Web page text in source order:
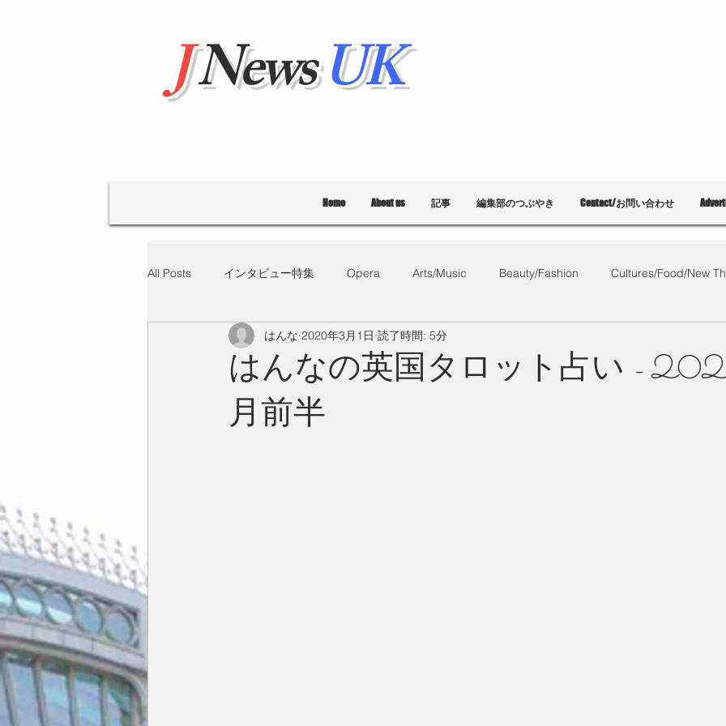
JNewsUK
Home About us 記事 編集部のつぶやき Contact/お問い合わせ
All Posts インタビュー特集 Opera Arts/Music Beauty/Fashion Cultures/Food/New
"Hello' from Tokyo 連載 What's on? 教育
占い
はんなの英国タロット占い -
月前半
はんな 2020年3月1日 読了時間: 5分